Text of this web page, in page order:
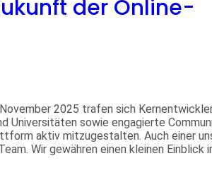
der Online-
2025 trafen sich
Universitäten sowie engagierte
aktiv mitzugestalten. Auch einer
Wir gewähren einen kleinen Einblick